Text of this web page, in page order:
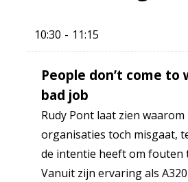
10:30 11:15
People don’t come to
bad job
Rudy Pont laat zien
organisaties toch misgaat,
de intentie heeft om fouten
Vanuit zijn ervaring als